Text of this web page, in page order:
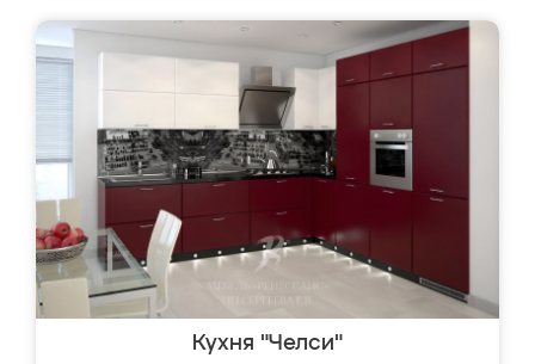
Кухня "Челси"